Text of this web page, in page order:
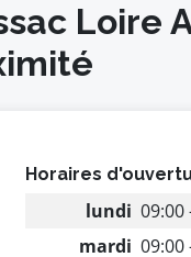
Loire
Horaires
lundi 09:00
mardi 09:00